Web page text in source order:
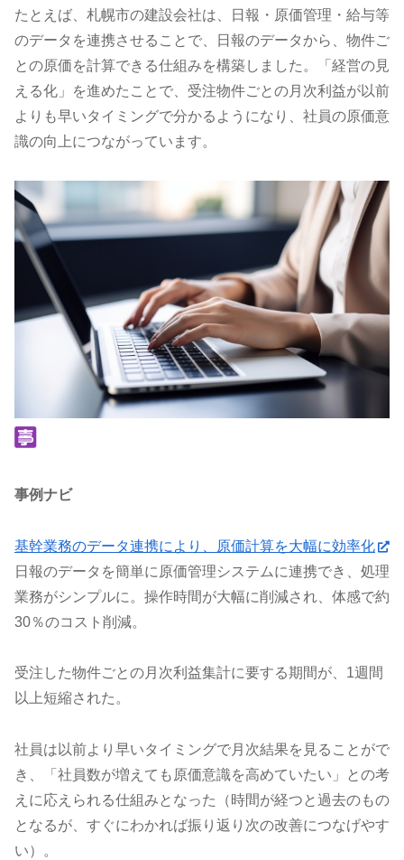
たとえば、札幌市の建設会社は、日報・原価管理・給与等
のデータを連携させることで、日報のデータから、物件ご
との原価を計算できる仕組みを構築しました。「経営の見
える化」を進めたことで、受注物件ごとの月次利益が以前
よりも早いタイミングで分かるようになり、社員の原価意
識の向上につながっています。
事例ナビ
基幹業務のデータ連携により、原価計算を大幅に効率化
日報のデータを簡単に原価管理システムに連携でき、処理
業務がシンプルに。操作時間が大幅に削減され、体感で約
30％のコスト削減。
受注した物件ごとの月次利益集計に要する期間が、1週間
以上短縮された。
社員は以前より早いタイミングで月次結果を見ることがで
き、「社員数が増えても原価意識を高めていたい」との考
えに応えられる仕組みとなった（時間が経つと過去のもの
となるが、すぐにわかれば振り返り次の改善につなげやす
い）。